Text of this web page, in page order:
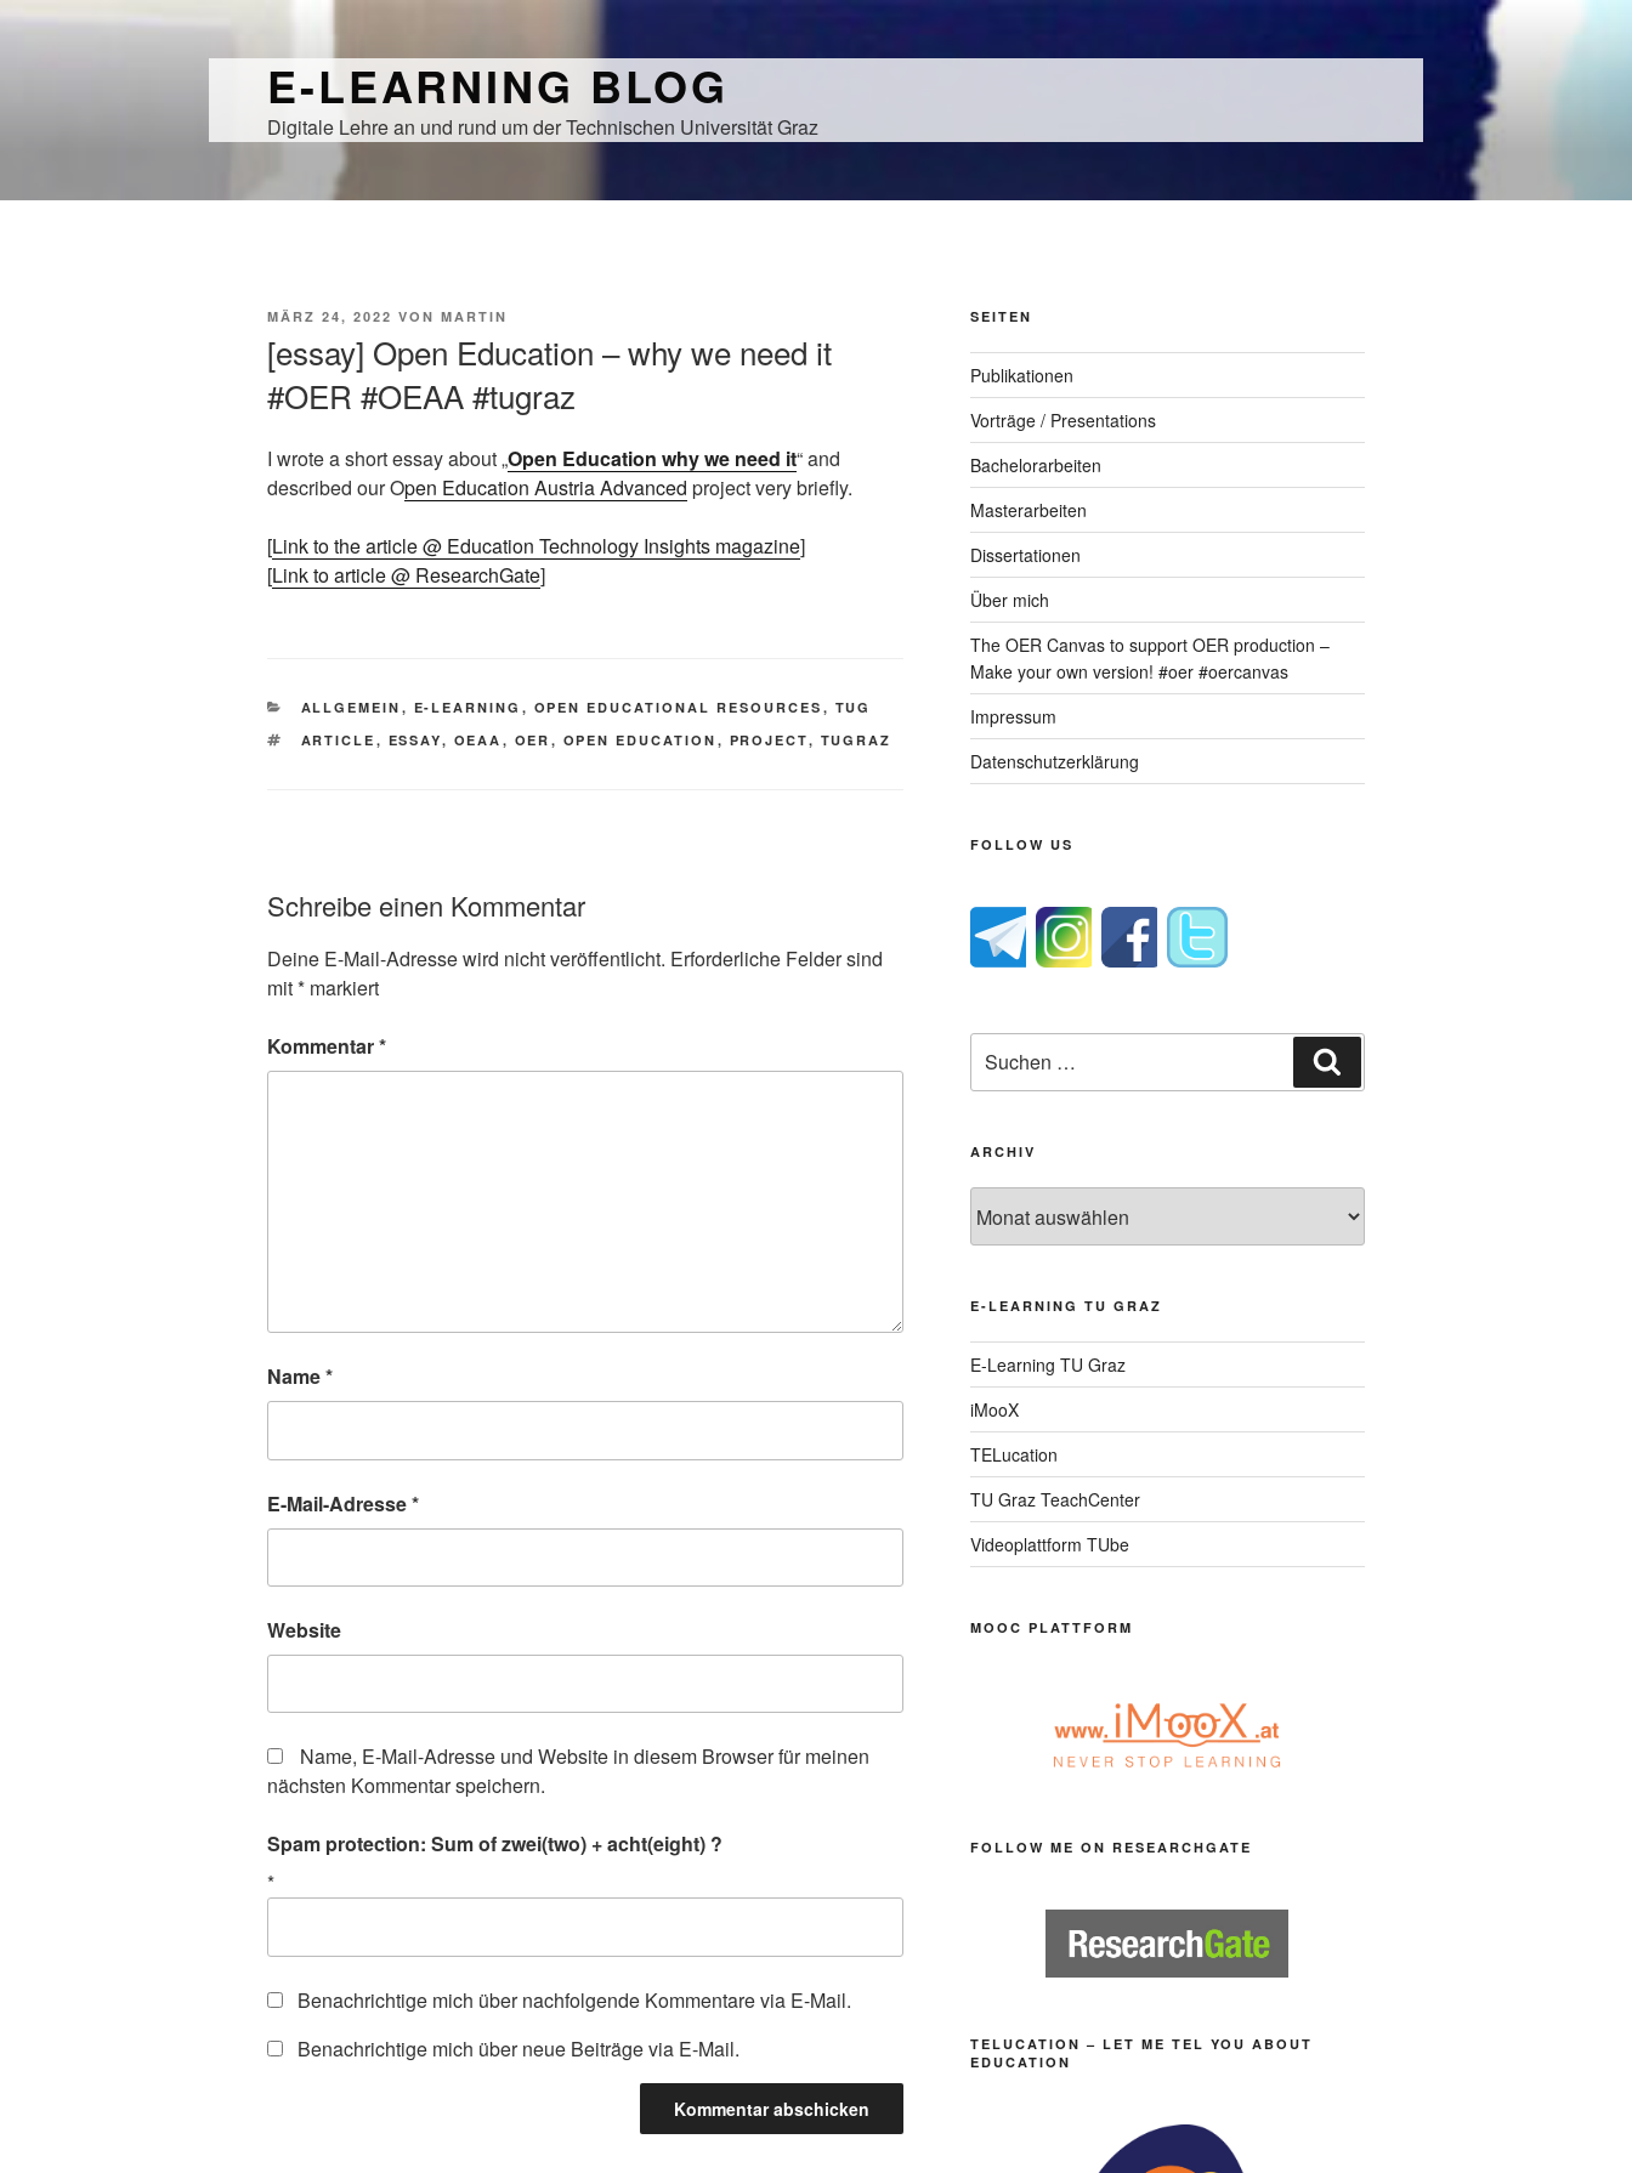
E-LEARNING BLOG
Digitale Lehre an und rund um der Technischen Universität Graz
VERÖFFENTLICHT
MÄRZ 24, 2022 VON MARTIN
[essay] Open Education – why we need it
#OER #OEAA #tugraz
I wrote a short essay about „Open Education why we need it“ and
described our Open Education Austria Advanced project very briefly.
[Link to the article @ Education Technology Insights magazine]
[Link to article @ ResearchGate]
KATEGORIEN
ALLGEMEIN , E-LEARNING , OPEN EDUCATIONAL RESOURCES , TUG
SCHLAGWÖRTER
ARTICLE , ESSAY, OEAA , OER , OPEN EDUCATION , PROJECT, TUGRAZ
Schreibe einen Kommentar
Deine E-Mail-Adresse wird nicht veröffentlicht. Erforderliche Felder sind
mit* markiert
Kommentar*
Name*
E-Mail-Adresse*
Website
Name, E-Mail-Adresse und Website in diesem Browser für meinen
nächsten Kommentar speichern.
Spam protection: Sum of zwei(two) + acht(eight) ?
*
Benachrichtige mich über nachfolgende Kommentare via E-Mail.
Benachrichtige mich über neue Beiträge via E-Mail.
SEITEN
Publikationen
Vorträge / Presentations
Bachelorarbeiten
Masterarbeiten
Dissertationen
Über mich
The OER Canvas to support OER production –
Make your own version! #oer #oercanvas
Impressum
Datenschutzerklärung
FOLLOW US
nach:
ARCHIV
E-LEARNING TU GRAZ
E-Learning TU Graz
iMooX
TELucation
TU Graz TeachCenter
Videoplattform TUbe
MOOC PLATTFORM
FOLLOW ME ON RESEARCHGATE
TELUCATION – LET ME TEL YOU ABOUT
EDUCATION